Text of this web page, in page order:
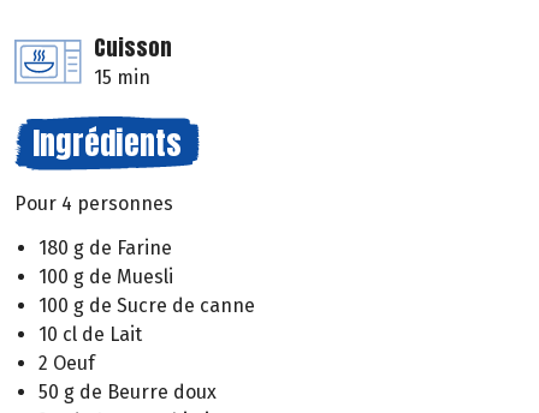
Cuisson
15 min
Ingrédients
Pour 4 personnes
180 g de Farine
100 g de Muesli
100 g de Sucre de canne
10 cl de Lait
2 Oeuf
50 g de Beurre doux